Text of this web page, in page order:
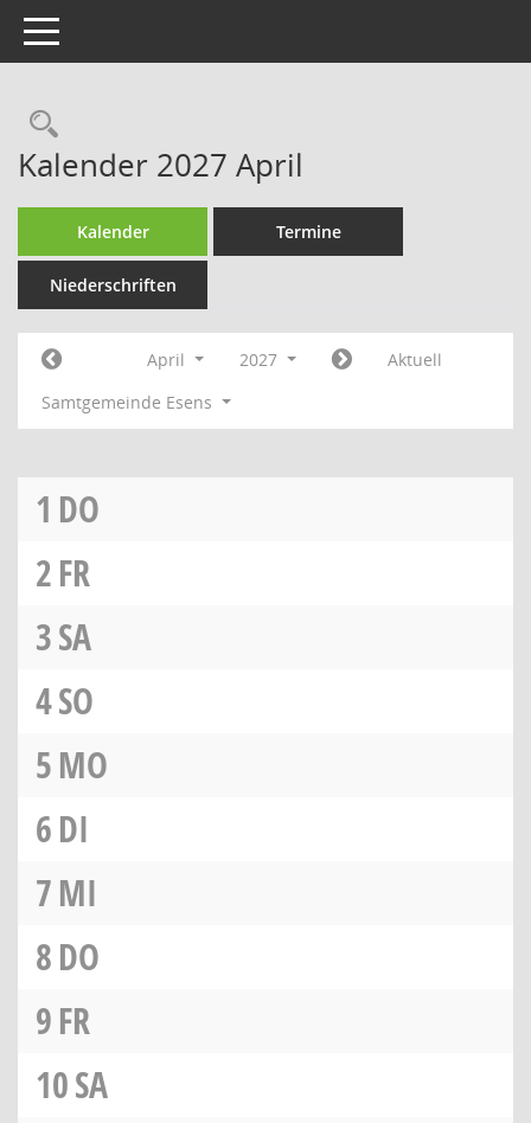
Toggle navigation
Rechercheauswahl
Kalender 2027 April
Kalender Termine
Niederschriften
April 2027
Aktuell
Samtgemeinde Esens
1 DO
2FR
3SA
4SO
5MO
6DI
7MI
8DO
9FR
10SA